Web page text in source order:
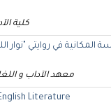
كلية
المكانية في روايتي
معهد الآداب و
Literature